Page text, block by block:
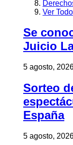
Ver Todo
Se
Juicio
5 agosto,
Sorteo
España
5 agosto,